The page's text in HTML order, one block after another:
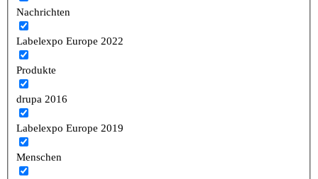
Nachrichten
Labelexpo Europe 2022
Produkte
drupa 2016
Labelexpo Europe 2019
Menschen